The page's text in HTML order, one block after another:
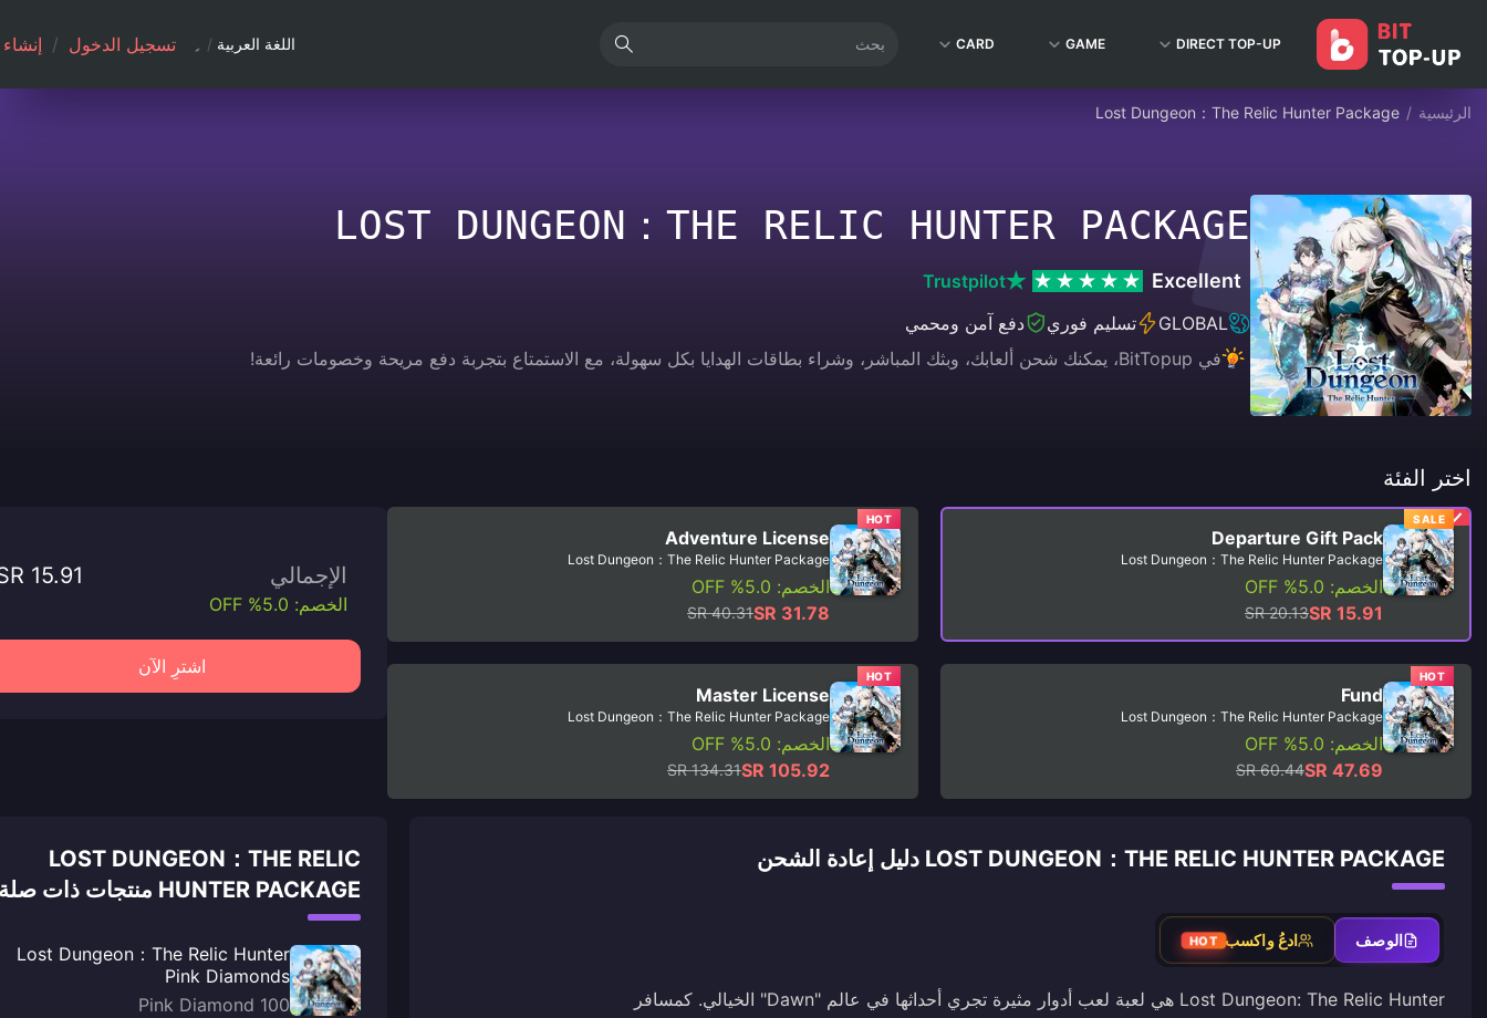
DIRECT TOP-UP
GAME
CARD اللغة العربية / تسجيل الدخول /
الرئيسية /
Lost Dungeon：The Relic Hunter Package
LOST DUNGEON：THE RELIC HUNTER PACKAGE
Excellent
Trustpilot
GLOBAL
تسليم فوري
دفع آمن ومحمي
في BitTopup، يمكنك شحن ألعابك، وبثك المباشر، وشراء بطاقات الهدايا بكل سهولة، مع الاستمتاع بتجربة دفع مريحة وخصومات رائعة!
اختر الفئة
SALE
Departure Gift Pack
Lost Dungeon：The Relic Hunter Package
الخصم: 5.0% OFF
SR 15.91
SR 20.13
HOT
Adventure License
Lost Dungeon：The Relic Hunter Package
الخصم: 5.0% OFF
SR 31.78
SR 40.31
HOT
Fund
Lost Dungeon：The Relic Hunter Package
الخصم: 5.0% OFF
SR 47.69
SR 60.44
HOT
Master License
Lost Dungeon：The Relic Hunter Package
الخصم: 5.0% OFF
SR 105.92
SR 134.31
الإجمالي 15.91
الخصم: 5.0% OFF
اشترِ الآن
LOST DUNGEON：THE RELIC HUNTER PACKAGE دليل إعادة الشحن
الوصف ادعُ واكسب HOT
Lost Dungeon: The Relic Hunter هي لعبة لعب أدوار مثيرة تجري أحداثها في عالم "Dawn" الخيالي. كمسافر
LOST DUNGEON：THE RELIC
HUNTER PACKAGE منتجات ذات صلة
Lost Dungeon：The Relic Hunter
Pink Diamonds
100 Pink Diamond